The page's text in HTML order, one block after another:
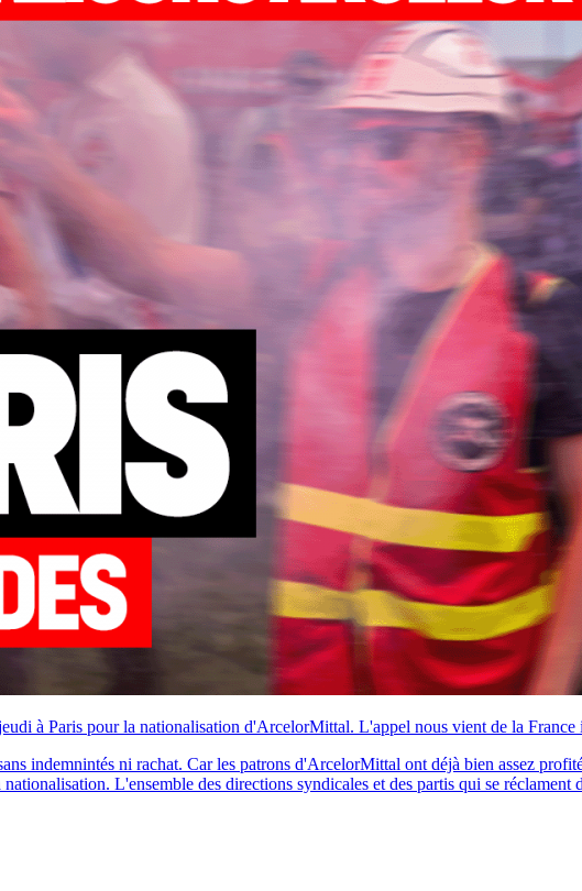
à Paris pour la nationalisation d'ArcelorMittal. L'appel nous vient de la France
indemnintés ni rachat. Car les patrons d'ArcelorMittal ont déjà bien assez
L'ensemble des directions syndicales et des partis qui se